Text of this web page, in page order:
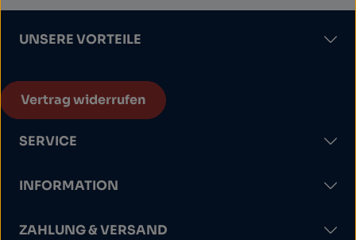
UNSERE VORTEILE
Vertrag widerrufen
SERVICE
INFORMATION
ZAHLUNG & VERSAND